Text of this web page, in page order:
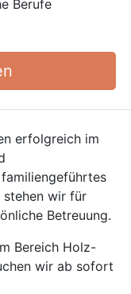
Berufe
erfolgreich im
stehen wir für
Betreuung.
Bereich Holz-
wir ab sofort